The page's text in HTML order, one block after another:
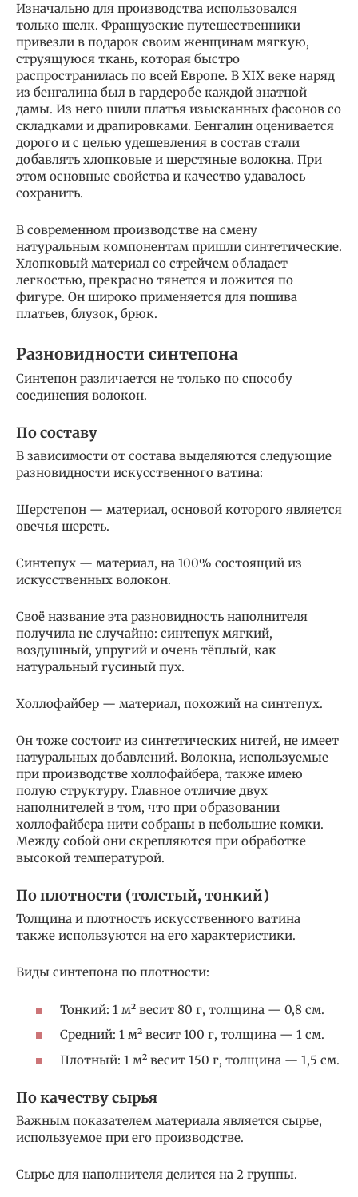
Изначально для производства использовался
только шелк. Французские путешественники
привезли в подарок своим женщинам мягкую,
струящуюся ткань, которая быстро
распространилась по всей Европе. В XIX веке наряд
из бенгалина был в гардеробе каждой знатной
дамы. Из него шили платья изысканных фасонов со
складками и драпировками. Бенгалин оценивается
дорого и с целью удешевления в состав стали
добавлять хлопковые и шерстяные волокна. При
этом основные свойства и качество удавалось
сохранить.
В современном производстве на смену
натуральным компонентам пришли синтетические.
Хлопковый материал со стрейчем обладает
легкостью, прекрасно тянется и ложится по
фигуре. Он широко применяется для пошива
платьев, блузок, брюк.
Разновидности синтепона
Синтепон различается не только по способу
соединения волокон.
По составу
В зависимости от состава выделяются следующие
разновидности искусственного ватина:
Шерстепон — материал, основой которого является
овечья шерсть.
Синтепух — материал, на 100% состоящий из
искусственных волокон.
Своё название эта разновидность наполнителя
получила не случайно: синтепух мягкий,
воздушный, упругий и очень тёплый, как
натуральный гусиный пух.
Холлофайбер — материал, похожий на синтепух.
Он тоже состоит из синтетических нитей, не имеет
натуральных добавлений. Волокна, используемые
при производстве холлофайбера, также имею
полую структуру. Главное отличие двух
наполнителей в том, что при образовании
холлофайбера нити собраны в небольшие комки.
Между собой они скрепляются при обработке
высокой температурой.
По плотности (толстый, тонкий)
Толщина и плотность искусственного ватина
также используются на его характеристики.
Виды синтепона по плотности:
Тонкий: 1 м² весит 80 г, толщина — 0,8 см.
Средний: 1 м² весит 100 г, толщина — 1 см.
Плотный: 1 м² весит 150 г, толщина — 1,5 см.
По качеству сырья
Важным показателем материала является сырье,
используемое при его производстве.
Сырье для наполнителя делится на 2 группы.